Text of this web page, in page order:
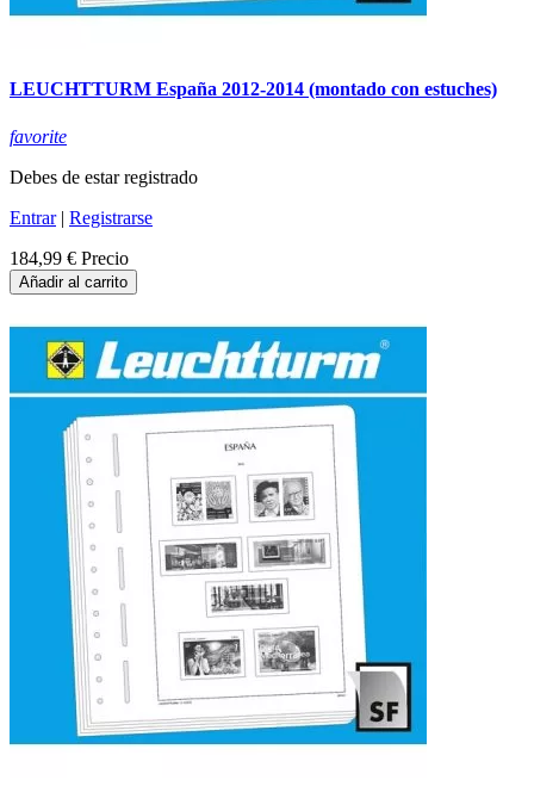
LEUCHTTURM España 2012-2014 (montado con estuches)
favorite
Debes de estar registrado
Entrar| Registrarse
184,99 € Precio
Añadir al carrito